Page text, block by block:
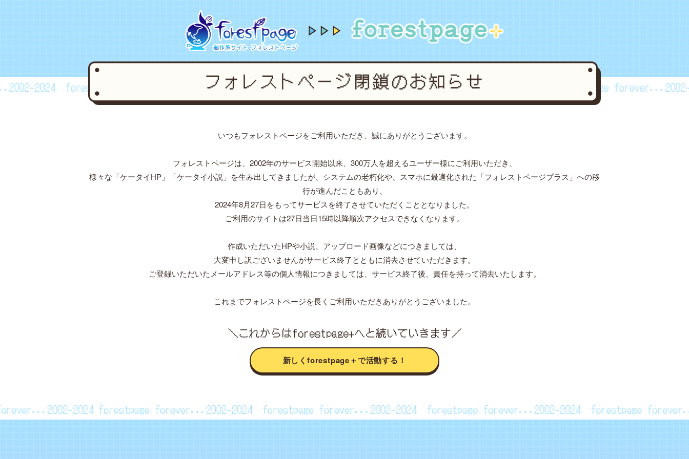
forestpage forever...2002~2024 forestpage forever...2002~2024 forestpage forever...2002~2024 forestpage
いつもフォレストページをご利用いただき、誠にありがとうございます。
フォレストページは、2002年のサービス開始以来、300万人を超えるユーザー様にご利用いただき、
様々な「ケータイHP」「ケータイ小説」を生み出してきましたが、システムの老朽化や、スマホに最適化された「フォレストページプラス」への移
行が進んだこともあり、
2024年8月27日をもってサービスを終了させていただくこととなりました。
ご利用のサイトは27日当日15時以降順次アクセスできなくなります。
作成いただいたHPや小説、アップロード画像などにつきましては、
大変申し訳ございませんがサービス終了とともに消去させていただきます。
ご登録いただいたメールアドレス等の個人情報につきましては、サービス終了後、責任を持って消去いたします。
これまでフォレストページを長くご利用いただきありがとうございました。
＼これからはforestpage+へと続いていきます／
新しくforestpage＋で活動する！
forestpage forever...2002~2024 forestpage forever...2002~2024 forestpage forever...2002~2024 forestpage